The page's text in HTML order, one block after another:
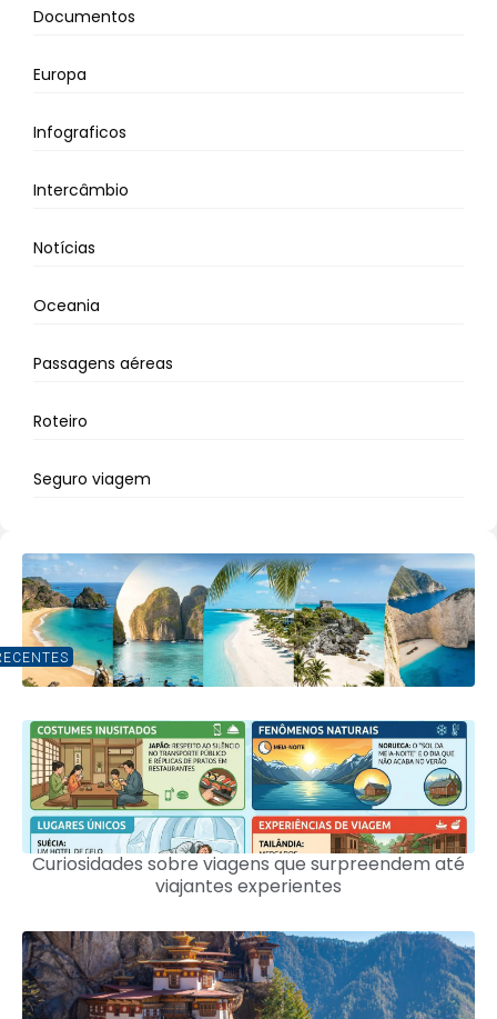
Documentos
Europa
Infograficos
Intercâmbio
Notícias
Oceania
Passagens aéreas
Roteiro
Seguro viagem
Curiosidades sobre viagens que surpreendem até
viajantes experientes